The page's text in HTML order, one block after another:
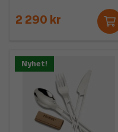
2 290 kr
Nyhet!